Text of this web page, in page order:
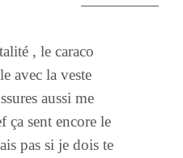
, le caraco
avec la veste
aussi me
sent encore le
pas si je dois te